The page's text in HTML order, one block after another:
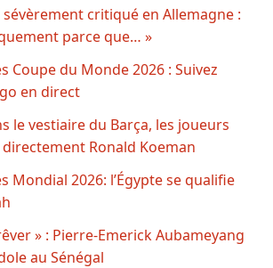
critiqué en Allemagne :
parce que… »
Coupe du Monde 2026 : Suivez
en direct
le vestiaire du Barça, les joueurs
Ronald Koeman
Mondial 2026: l’Égypte se qualifie
» : Pierre-Emerick Aubameyang
au Sénégal